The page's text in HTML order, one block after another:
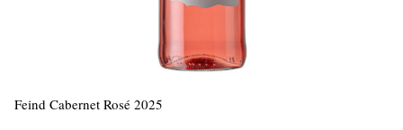
Feind Cabernet Rosé 2025